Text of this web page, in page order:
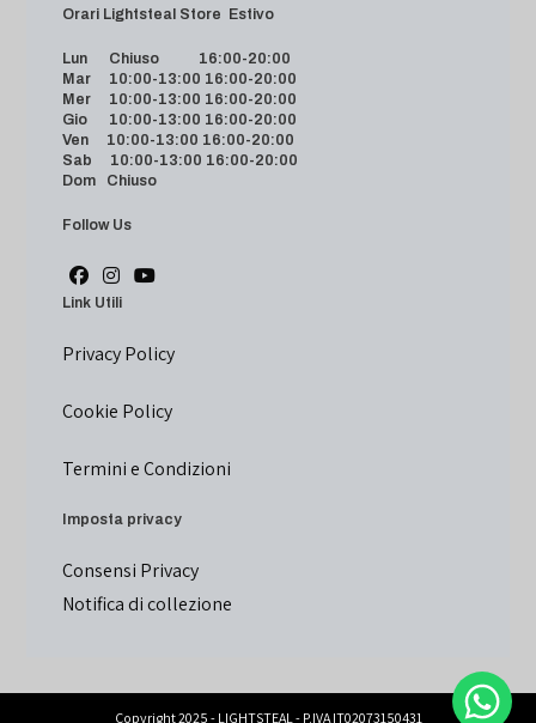
Orari Lightsteal Store Estivo
Lun Chiuso 16:00-20:00
Mar 10:00-13:00 16:00-20:00
Mer 10:00-13:00 16:00-20:00
Gio 10:00-13:00 16:00-20:00
Ven 10:00-13:00 16:00-20:00
Sab 10:00-13:00 16:00-20:00
Dom Chiuso
Follow Us
Link Utili
Privacy Policy
Cookie Policy
Termini e Condizioni
Imposta privacy
Consensi Privacy
Notifica di collezione
Copyright 2025 - LIGHTSTEAL - P.IVA IT02073150431